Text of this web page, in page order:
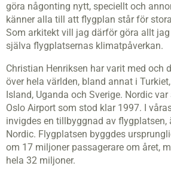
göra någonting nytt, speciellt och
känner alla till att flygplan står för
Som arkitekt vill jag därför göra allt
själva flygplatsernas klimatpåverkan.
Christian Henriksen har varit med och
över hela världen, bland annat i
Island, Uganda och Sverige. Nordic
Oslo Airport som stod klar 1997. I
invigdes en tillbyggnad av flygplatsen,
Nordic. Flygplatsen byggdes
om 17 miljoner passagerare om året,
hela 32 miljoner.